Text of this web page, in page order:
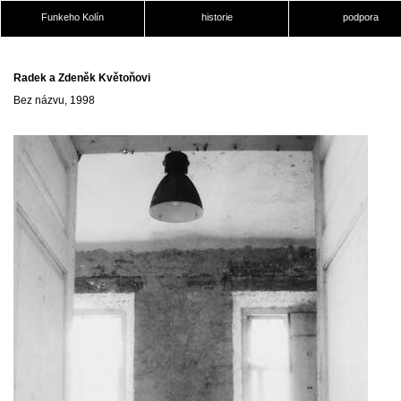
Funkeho Kolín historie podpora
Radek a Zdeněk Květoňovi
Bez názvu, 1998